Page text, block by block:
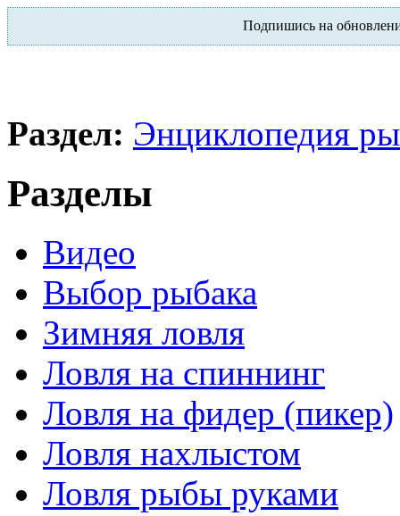
Подпишись на
Раздел: Энциклопедия
Разделы
Видео
Выбор рыбака
Зимняя ловля
Ловля на спиннинг
Ловля на фидер (пикер)
Ловля нахлыстом
Ловля рыбы руками